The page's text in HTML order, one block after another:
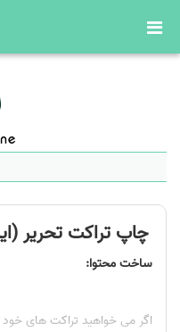
چاپ تراکت تحریر
ساخت محتوا:
اگر می خواهید تراکت های